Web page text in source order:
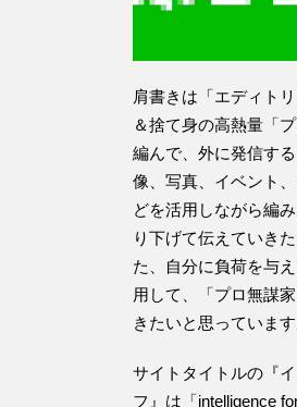
肩書きは「エディト
＆捨て身の高熱量「
編んで、外に発信す
像、写真、イベント
どを活用しながら編
り下げて伝えていき
た、自分に負荷を与
用して、「プロ無謀
きたいと思っています
サイトタイトルの『
フ』は「intelligence